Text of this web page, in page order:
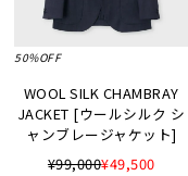
50%OFF
WOOL SILK CHAMBRAY
JACKET [ウールシルク シ
ャンブレージャケット]
¥99,000¥49,500